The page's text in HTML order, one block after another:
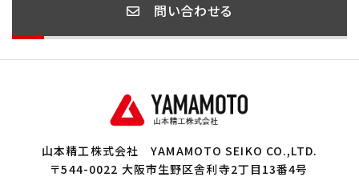
問い合わせる
山本精工株式会社YAMAMOTO SEIKO CO.,LTD.
〒544-0022 大阪市生野区舎利寺2丁目13番4号